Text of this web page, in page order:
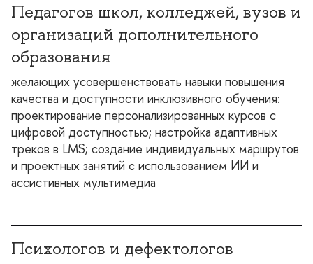
Педагогов школ, колледжей, вузов и
организаций дополнительного
образования
желающих усовершенствовать навыки повышения
качества и доступности инклюзивного обучения:
проектирование персонализированных курсов с
цифровой доступностью; настройка адаптивных
треков в LMS; создание индивидуальных маршруто
и проектных занятий с использованием ИИ и
ассистивных мультимедиа
Психологов и дефектолого